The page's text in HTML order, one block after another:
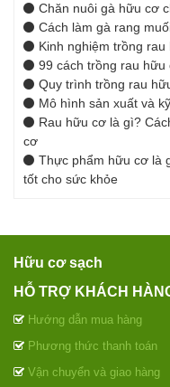
Chăn nuôi gà hữu cơ
Cách làm gà rang
Kinh nghiệm trồng
99 cách trồng rau
Quy trình trồng rau
Mô hình sản xuất và
Rau hữu cơ là gì?
cơ
Thực phẩm hữu cơ là
tốt cho sức khỏe
Hữu cơ sạch
HỖ TRỢ KHÁCH
Hướng dẫn mua hàng
Phương thức thanh toán
Vận chuyển và giao hàng